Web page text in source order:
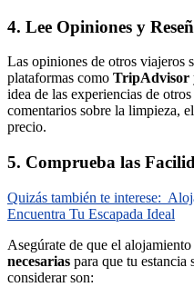
4. Lee Opiniones y
Las opiniones de otros viajeros
plataformas como TripAdvisor
idea de las experiencias de
comentarios sobre la limpieza,
precio.
5. Comprueba las
Quizás también te interese:
Encuentra Tu Escapada Ideal
Asegúrate de que el
necesarias para que tu estancia
considerar son: